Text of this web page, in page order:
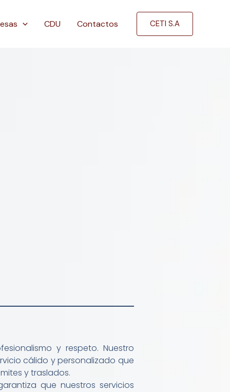
CDU Contactos CETI S.A
y respeto. Nuestro
cálido y personalizado que
y traslados.
que nuestros servicios